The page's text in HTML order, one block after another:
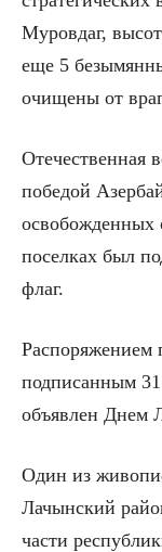
Муровдаг,
еще 5
очищены от
Отечественная
победой
освобожденных
поселках был
флаг.
Распоряжением
подписанным 31
объявлен Днем
Один из
Лачынский
части